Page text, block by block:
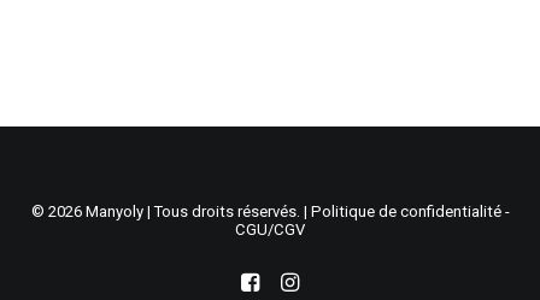
© 2026 Manyoly | Tous droits réservés. | Politique de confidentialité -
CGU/CGV